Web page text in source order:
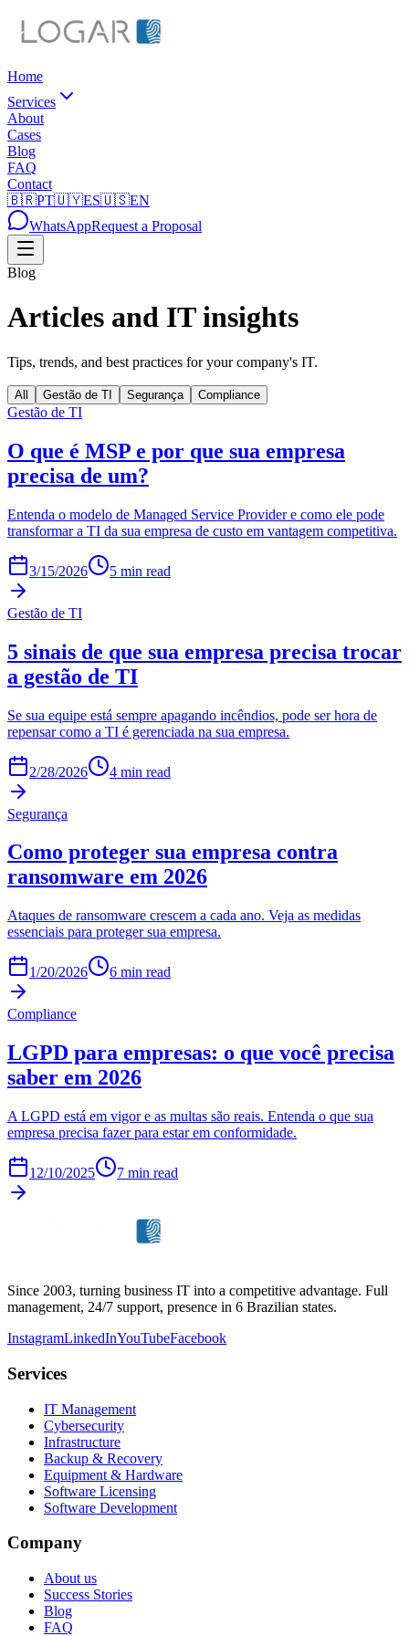
Home
Services
About
Cases
Blog
FAQ
Contact
🇧🇷PT🇺🇾ES🇺🇸EN
WhatsAppRequest a Proposal
Blog
Articles and IT insights
Tips, trends, and best practices for your company's IT.
All Gestão de TI Segurança Compliance
Gestão de TI
O que é MSP e por que sua empresa
precisa de um?
Entenda o modelo de Managed Service Provider e como ele pode
transformar a TI da sua empresa de custo em vantagem competitiva.
3/15/2026 5 min read
Gestão de TI
5 sinais de que sua empresa precisa trocar
a gestão de TI
Se sua equipe está sempre apagando incêndios, pode ser hora de
repensar como a TI é gerenciada na sua empresa.
2/28/2026 4 min read
Segurança
Como proteger sua empresa contra
ransomware em 2026
Ataques de ransomware crescem a cada ano. Veja as medidas
essenciais para proteger sua empresa.
1/20/2026 6 min read
Compliance
LGPD para empresas: o que você precisa
saber em 2026
A LGPD está em vigor e as multas são reais. Entenda o que sua
empresa precisa fazer para estar em conformidade.
12/10/2025 7 min read
Since 2003, turning business IT into a competitive advantage. Full
management, 24/7 support, presence in 6 Brazilian states.
InstagramLinkedInYouTubeFacebook
Services
IT Management
Cybersecurity
Infrastructure
Backup & Recovery
Equipment & Hardware
Software Licensing
Software Development
Company
About us
Success Stories
Blog
FAQ